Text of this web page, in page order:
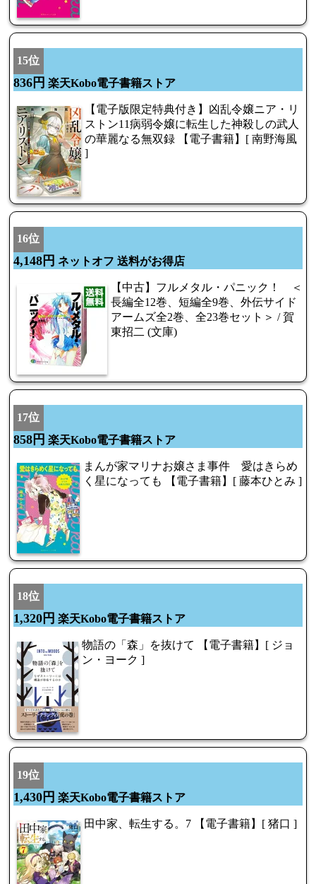
15位
836円 楽天Kobo電子書籍ストア
【電子版限定特典付き】凶乱令嬢ニア・リ
ストン11病弱令嬢に転生した神殺しの武人
の華麗なる無双録 【電子書籍】[ 南野海風
]
16位
4,148円 ネットオフ 送料がお得店
【中古】フルメタル・パニック！ ＜
長編全12巻、短編全9巻、外伝サイド
アームズ全2巻、全23巻セット＞ / 賀
東招二 (文庫)
17位
858円 楽天Kobo電子書籍ストア
まんが家マリナお嬢さま事件 愛はきらめ
く星になっても 【電子書籍】[ 藤本ひとみ ]
18位
1,320円 楽天Kobo電子書籍ストア
物語の「森」を抜けて 【電子書籍】[ ジョ
ン・ヨーク ]
19位
1,430円 楽天Kobo電子書籍ストア
田中家、転生する。7 【電子書籍】[ 猪口 ]